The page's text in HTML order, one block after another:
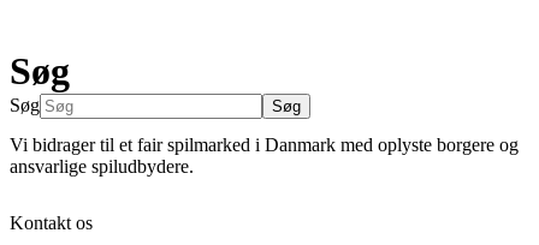
Søg
Søg Søg
Vi bidrager til et fair spilmarked i Danmark med oplyste borgere og
ansvarlige spiludbydere.
Kontakt os